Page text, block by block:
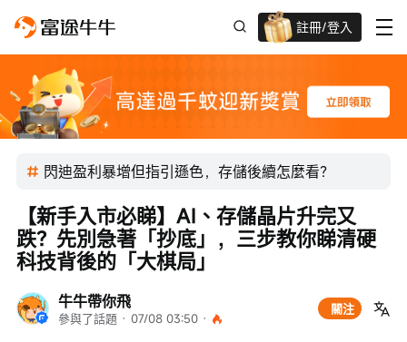
註冊/登入
閃迪盈利暴增但指引遜色，存儲後續怎麼看？
牛牛帶你飛
參與了話題 · 07/08 03:50 ·
關注
【新手入市必睇】AI、存儲晶片升完又
跌？先別急著「抄底」，三步教你睇清硬
科技背後的「大棋局」